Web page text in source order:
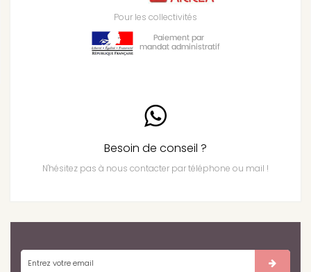
Pour les collectivités
Besoin de conseil ?
N'hésitez pas à nous contacter par téléphone ou mail !